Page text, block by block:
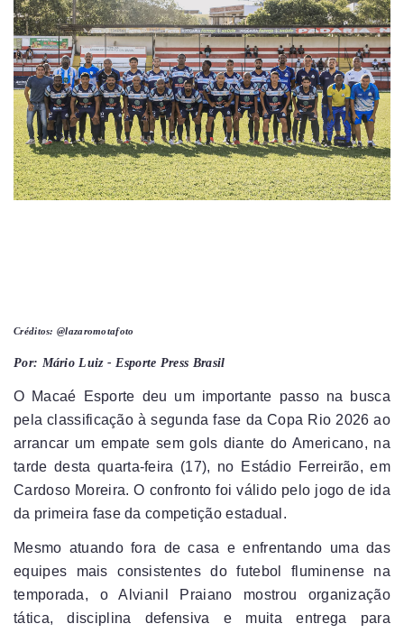
Créditos: @lazaromotafoto
Por: Mário Luiz - Esporte Press Brasil
O Macaé Esporte deu um importante passo na busca
pela classificação à segunda fase da Copa Rio 2026 ao
arrancar um empate sem gols diante do Americano, na
tarde desta quarta-feira (17), no Estádio Ferreirão, em
Cardoso Moreira. O confronto foi válido pelo jogo de ida
da primeira fase da competição estadual.
Mesmo atuando fora de casa e enfrentando uma das
equipes mais consistentes do futebol fluminense na
temporada, o Alvianil Praiano mostrou organização
tática, disciplina defensiva e muita entrega para